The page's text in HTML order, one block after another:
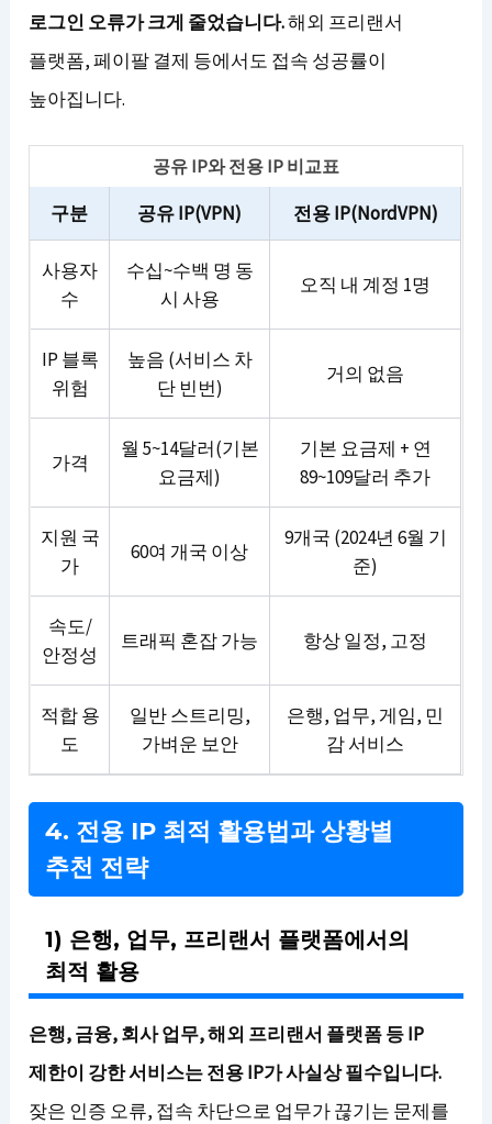
로그인 오류가 크게 줄었습니다.해외 프리랜서
플랫폼, 페이팔 결제 등에서도 접속 성공률이
높아집니다.
공유 IP와 전용 IP 비교표
구분 공유 IP(VPN) 전용 IP(NordVPN)
사용자
수
수십~수백 명 동
시 사용
오직 내 계정 1명
IP 블록
위험
높음 (서비스 차
단 빈번)
거의 없음
가격
월 5~14달러(기본
요금제)
기본 요금제 + 연
89~109달러 추가
지원 국
가
60여 개국 이상
9개국 (2024년 6월 기
준)
속도/
안정성
트래픽 혼잡 가능 항상 일정, 고정
적합 용
도
일반 스트리밍,
가벼운 보안
은행, 업무, 게임, 민
감 서비스
4. 전용 IP 최적 활용법과 상황별
추천 전략
1) 은행, 업무, 프리랜서 플랫폼에서의
최적 활용
은행, 금융, 회사 업무, 해외 프리랜서 플랫폼 등 IP
제한이 강한 서비스는 전용 IP가 사실상 필수입니다.
잦은 인증 오류, 접속 차단으로 업무가 끊기는 문제를